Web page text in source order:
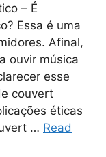
– É
Essa é uma
Afinal,
ouvir música
esse
couvert
éticas
… Read